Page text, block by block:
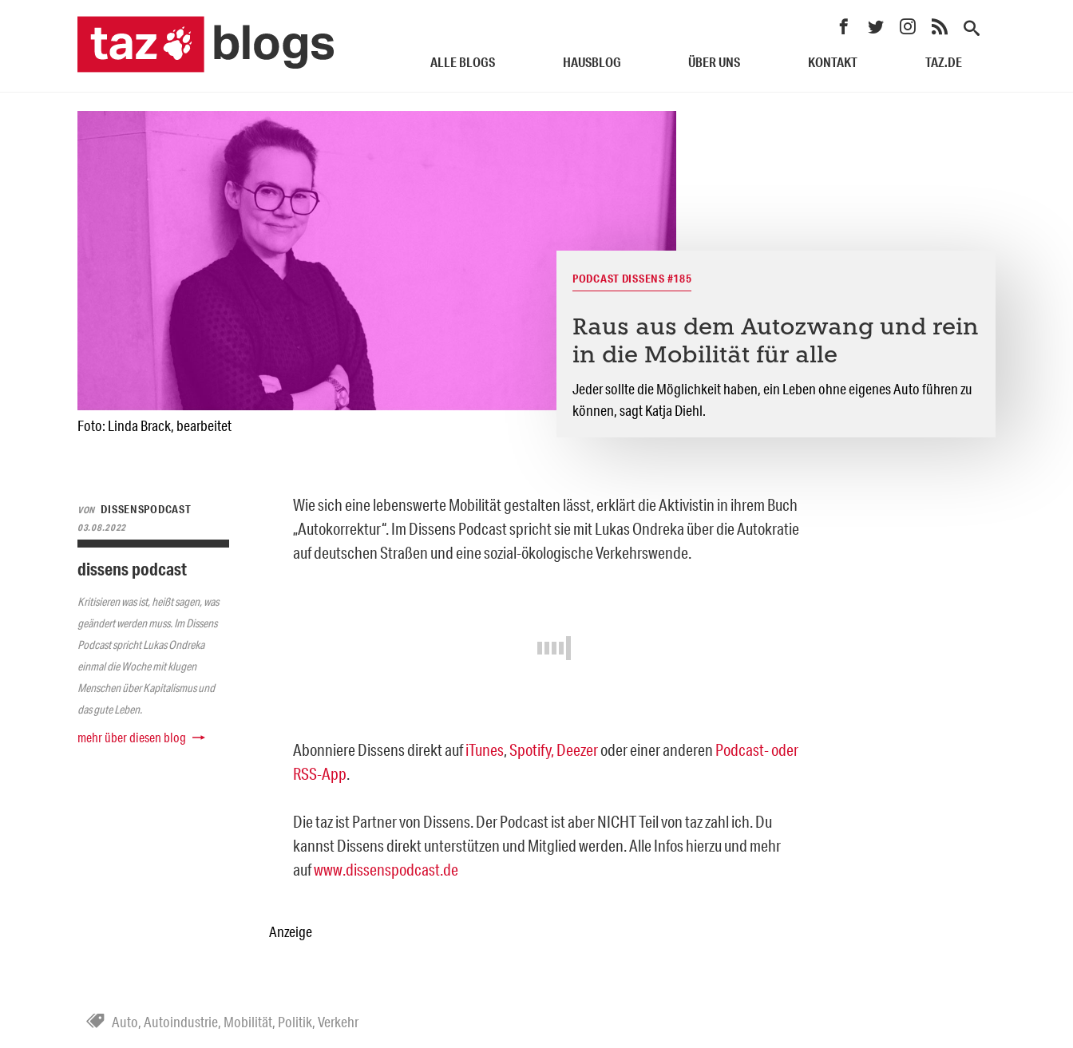
ALLE BLOGS HAUSBLOG ÜBER UNS KONTAKT TAZ.DE
Foto: Linda Brack, bearbeitet
PODCAST DISSENS #185
Raus aus dem Autozwang und rein
in die Mobilität für alle
Jeder sollte die Möglichkeit haben, ein Leben ohne eigenes Auto führen zu
können, sagt Katja Diehl.
VON DISSENSPODCAST
03.08.2022
dissens podcast
Kritisieren was ist, heißt sagen, was
geändert werden muss. Im Dissens
Podcast spricht Lukas Ondreka
einmal die Woche mit klugen
Menschen über Kapitalismus und
das gute Leben.
mehr über diesen blog
Wie sich eine lebenswerte Mobilität gestalten lässt, erklärt die Aktivistin in ihrem Buch
„Autokorrektur“. Im Dissens Podcast spricht sie mit Lukas Ondreka über die Autokratie
auf deutschen Straßen und eine sozial-ökologische Verkehrswende.
Abonniere Dissens direkt aufiTunes,Spotify, Deezeroder einer anderen Podcast- oder
RSS-App.
Die taz ist Partner von Dissens. Der Podcast ist aber NICHT Teil von taz zahl ich. Du
kannst Dissens direkt unterstützen und Mitglied werden. Alle Infos hierzu und mehr
aufwww.dissenspodcast.de
Anzeige
Auto,Autoindustrie, Mobilität, Politik,Verkehr